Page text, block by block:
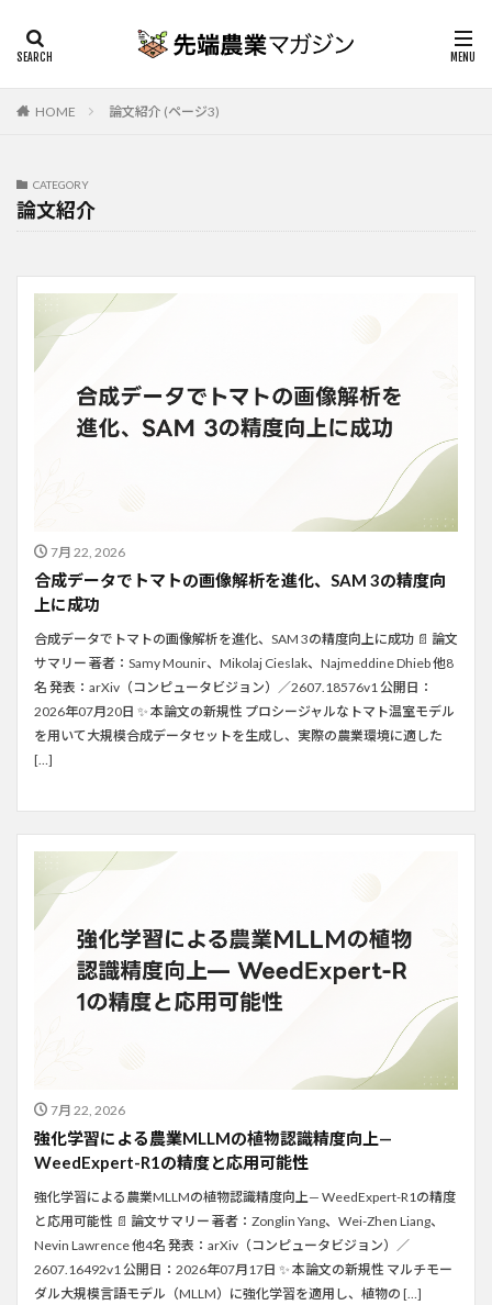
HOME 論文紹介 (ページ3)
CATEGORY
論文紹介
7月 22, 2026
合成データでトマトの画像解析を進化、SAM 3の精度向
上に成功
合成データでトマトの画像解析を進化、SAM 3の精度向上に成功 📄 論文
サマリー 著者：Samy Mounir、Mikolaj Cieslak、Najmeddine Dhieb 他8
名 発表：arXiv（コンピュータビジョン）／2607.18576v1 公開日：
2026年07月20日 ✨ 本論文の新規性 プロシージャルなトマト温室モデル
を用いて大規模合成データセットを生成し、実際の農業環境に適した
[…]
7月 22, 2026
強化学習による農業MLLMの植物認識精度向上—
WeedExpert-R1の精度と応用可能性
強化学習による農業MLLMの植物認識精度向上— WeedExpert-R1の精度
と応用可能性 📄 論文サマリー 著者：Zonglin Yang、Wei-Zhen Liang、
Nevin Lawrence 他4名 発表：arXiv（コンピュータビジョン）／
2607.16492v1 公開日：2026年07月17日 ✨ 本論文の新規性 マルチモー
ダル大規模言語モデル（MLLM）に強化学習を適用し、植物の […]